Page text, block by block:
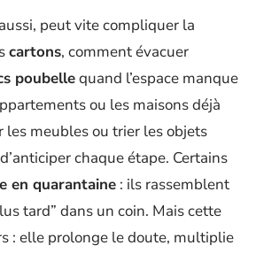
peut vite compliquer la
cartons, comment évacuer
poubellequand l’espace manque
ou les maisons déjà
les meubles ou trier les objets
chaque étape. Certains
en quarantaine : ils rassemblent
tard” dans un coin. Mais cette
: elle prolonge le doute, multiplie